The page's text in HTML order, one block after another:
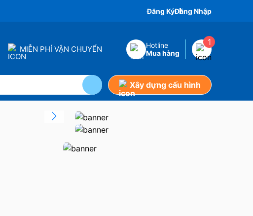
Đăng KýĐăng Nhập
MIỄN PHÍ VẬN CHUYỂN
Hotline
Mua hàng
1
Xây dựng cấu hình